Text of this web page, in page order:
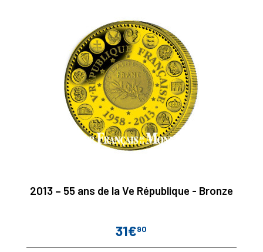
2013 – 55 ans de la Ve République - Bronze
Prix
31€90